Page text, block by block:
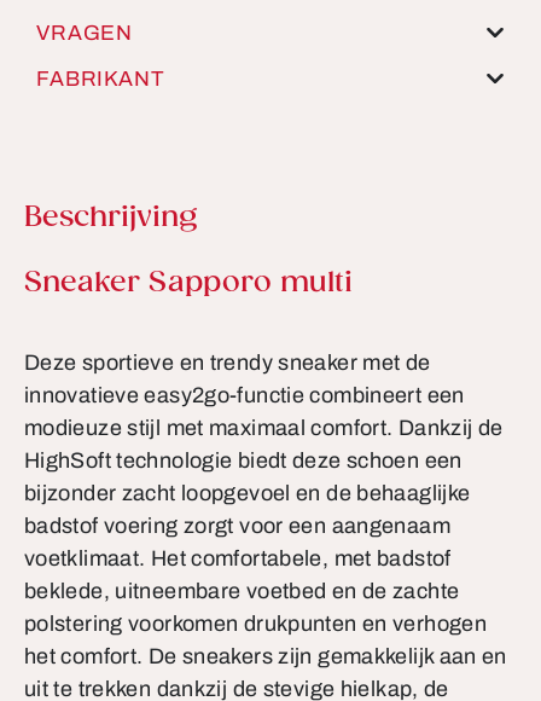
VRAGEN
FABRIKANT
Beschrijving
Productinformatie
Sneaker Sapporo multi
Deze sportieve en trendy sneaker met de
innovatieve easy2go-functie combineert een
modieuze stijl met maximaal comfort. Dankzij de
HighSoft technologie biedt deze schoen een
bijzonder zacht loopgevoel en de behaaglijke
badstof voering zorgt voor een aangenaam
voetklimaat. Het comfortabele, met badstof
beklede, uitneembare voetbed en de zachte
polstering voorkomen drukpunten en verhogen
het comfort. De sneakers zijn gemakkelijk aan en
uit te trekken dankzij de stevige hielkap, de